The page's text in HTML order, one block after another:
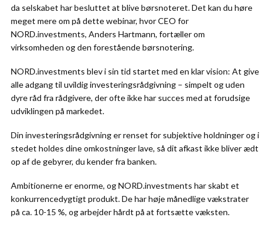
da selskabet har besluttet at blive børsnoteret. Det kan du høre
meget mere om på dette webinar, hvor CEO for
NORD.investments, Anders Hartmann, fortæller om
virksomheden og den forestående børsnotering.
NORD.investments blev i sin tid startet med en klar vision: At give
alle adgang til uvildig investeringsrådgivning – simpelt og uden
dyre råd fra rådgivere, der ofte ikke har succes med at forudsige
udviklingen på markedet.
Din investeringsrådgivning er renset for subjektive holdninger og i
stedet holdes dine omkostninger lave, så dit afkast ikke bliver ædt
op af de gebyrer, du kender fra banken.
Ambitionerne er enorme, og NORD.investments har skabt et
konkurrencedygtigt produkt. De har høje månedlige vækstrater
på ca. 10-15 %, og arbejder hårdt på at fortsætte væksten.